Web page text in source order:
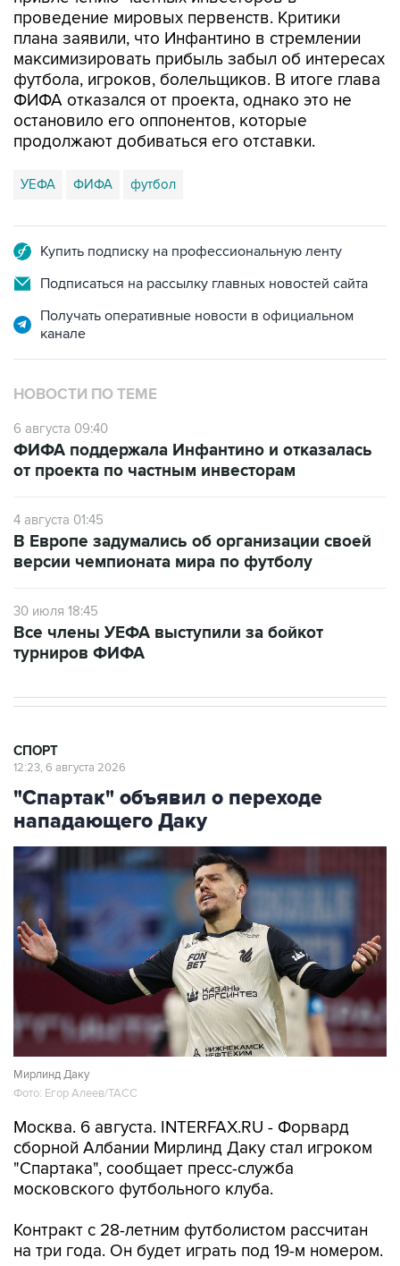
проведение мировых первенств. Критики
плана заявили, что Инфантино в стремлении
максимизировать прибыль забыл об интересах
футбола, игроков, болельщиков. В итоге глава
ФИФА отказался от проекта, однако это не
остановило его оппонентов, которые
продолжают добиваться его отставки.
УЕФА ФИФА футбол
Купить подписку на профессиональную ленту
Подписаться на рассылку главных новостей сайта
Получать оперативные новости в официальном
канале
НОВОСТИ ПО ТЕМЕ
6 августа 09:40
ФИФА поддержала Инфантино и отказалась
от проекта по частным инвесторам
4 августа 01:45
В Европе задумались об организации своей
версии чемпионата мира по футболу
30 июля 18:45
Все члены УЕФА выступили за бойкот
турниров ФИФА
СПОРТ
12:23, 6 августа 2026
"Спартак" объявил о переходе
нападающего Даку
Мирлинд Даку
Фото: Егор Алеев/ТАСС
Москва. 6 августа. INTERFAX.RU - Форвард
сборной Албании Мирлинд Даку стал игроком
"Спартака", сообщает пресс-служба
московского футбольного клуба.
Контракт с 28-летним футболистом рассчитан
на три года. Он будет играть под 19-м номером.